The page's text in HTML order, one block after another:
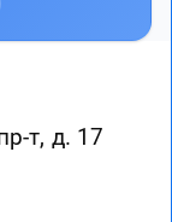
т, д. 17